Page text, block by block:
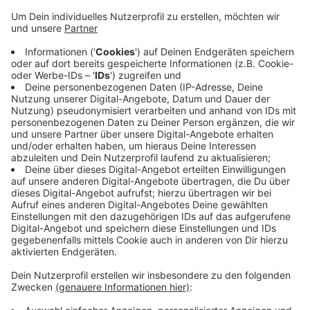
Anzeige
Aktuell sind laut der Stadt wieder 206 Düsseldorfer
offiziell mit dem Coronavirus infiziert. Der wichtige 7-
Tage-Index liegt derzeit in Düsseldorf bei 14,2
Neuerkrankungen pro 100.000 Einwohner. Erst bei
einem Wert ab 50 müsste die Stadt die aktuellen
Corona-Lockerungen wieder aufheben. Wie das dann
im Einzelnen aussehen würde, stellt OB Geisel heute
im Rathaus vor.
Anzeige